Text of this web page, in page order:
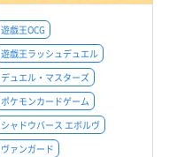
遊戯王OCG
遊戯王ラッシュデュエル
デュエル・マスターズ
ポケモンカードゲーム
シャドウバース エボルヴ
ヴァンガード